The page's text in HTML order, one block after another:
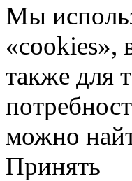
Мы
«cookies»,
также для
можно
Принять